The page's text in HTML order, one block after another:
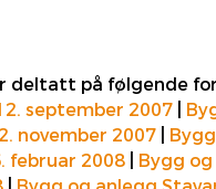
deltatt på følgende
september 2007
november 2007
februar 2008
Bygg